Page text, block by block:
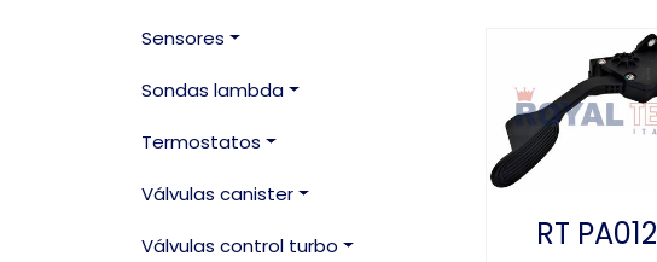
Sensores
Sondas lambda
Termostatos
Válvulas canister
Válvulas control turbo RT PA012